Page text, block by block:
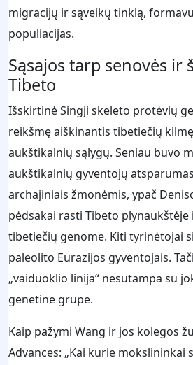
migracijų ir sąveikų tinklą,
populiacijas.
Sąsajos tarp senovės ir
Tibeto
Išskirtinė Singji skeleto protėvių
reikšmę aiškinantis tibetiečių
aukštikalnių sąlygų. Seniau buvo
aukštikalnių gyventojų
archajiniais žmonėmis, ypač
pėdsakai rasti Tibeto
tibetiečių genome. Kiti tyrinėtojai
paleolito Eurazijos gyventojais.
„vaiduoklio linija“ nesutampa su
genetine grupe.
Kaip pažymi Wang ir jos kolegos
Advances: „Kai kurie mokslininkai